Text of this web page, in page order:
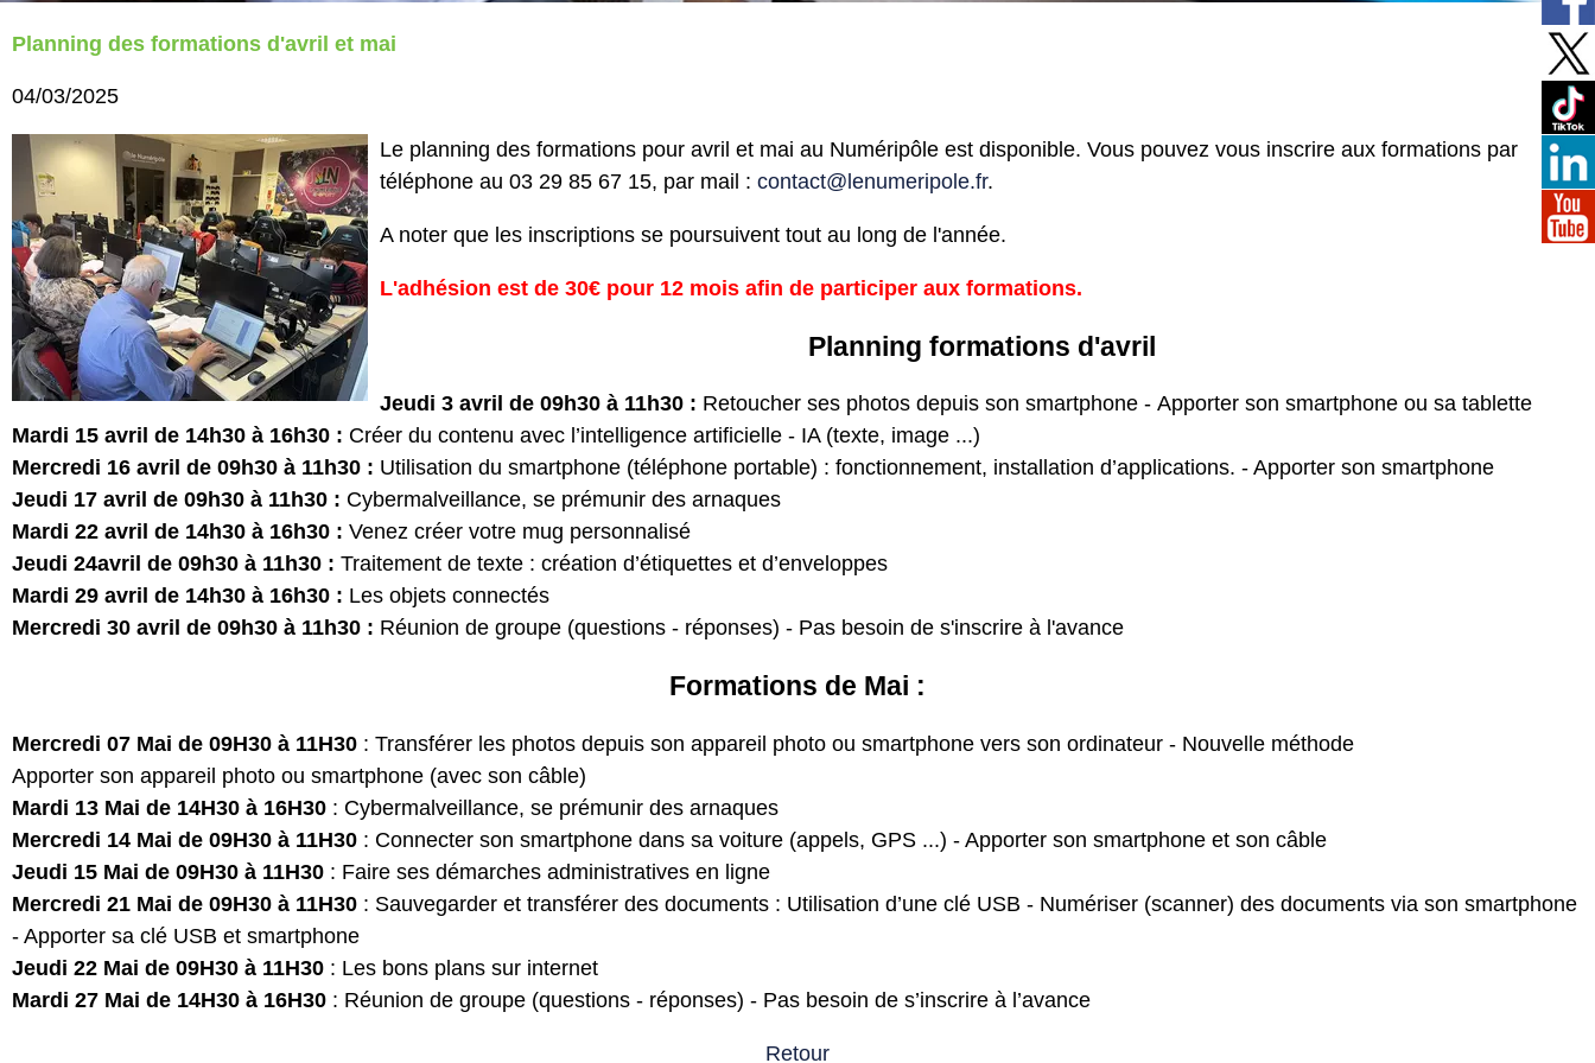
Planning des formations d'avril et mai
04/03/2025
Le planning des formations pour avril et mai au Numéripôle est disponible. Vous pouvez vous inscrire aux formations par
téléphone au 03 29 85 67 15, par mail : contact@lenumeripole.fr.
A noter que les inscriptions se poursuivent tout au long de l'année.
L'adhésion est de 30€ pour 12 mois afin de participer aux formations.
Planning formations d'avril
Jeudi 3 avril de 09h30 à 11h30 : Retoucher ses photos depuis son smartphone - Apporter son smartphone ou sa tablette
Mardi 15 avril de 14h30 à 16h30 : Créer du contenu avec l’intelligence artificielle - IA (texte, image ...)
Mercredi 16 avril de 09h30 à 11h30 : Utilisation du smartphone (téléphone portable) : fonctionnement, installation d’applications. - Apporter son smartphone
Jeudi 17 avril de 09h30 à 11h30 : Cybermalveillance, se prémunir des arnaques
Mardi 22 avril de 14h30 à 16h30 : Venez créer votre mug personnalisé
Jeudi 24avril de 09h30 à 11h30 : Traitement de texte : création d’étiquettes et d’enveloppes
Mardi 29 avril de 14h30 à 16h30 : Les objets connectés
Mercredi 30 avril de 09h30 à 11h30 : Réunion de groupe (questions - réponses) - Pas besoin de s'inscrire à l'avance
Formations de Mai :
Mercredi 07 Mai de 09H30 à 11H30 : Transférer les photos depuis son appareil photo ou smartphone vers son ordinateur - Nouvelle méthode
Apporter son appareil photo ou smartphone (avec son câble)
Mardi 13 Mai de 14H30 à 16H30 : Cybermalveillance, se prémunir des arnaques
Mercredi 14 Mai de 09H30 à 11H30 : Connecter son smartphone dans sa voiture (appels, GPS ...) - Apporter son smartphone et son câble
Jeudi 15 Mai de 09H30 à 11H30 : Faire ses démarches administratives en ligne
Mercredi 21 Mai de 09H30 à 11H30 : Sauvegarder et transférer des documents : Utilisation d’une clé USB - Numériser (scanner) des documents via son smartphone
- Apporter sa clé USB et smartphone
Jeudi 22 Mai de 09H30 à 11H30 : Les bons plans sur internet
Mardi 27 Mai de 14H30 à 16H30 : Réunion de groupe (questions - réponses) - Pas besoin de s’inscrire à l’avance
Retour